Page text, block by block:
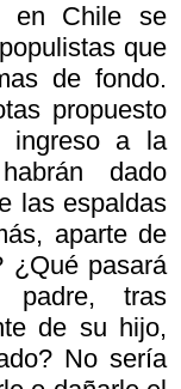
en Chile se
que
de fondo.
propuesto
ingreso a la
dado
las espaldas
aparte de
¿Qué pasará
padre, tras
de su hijo,
No sería